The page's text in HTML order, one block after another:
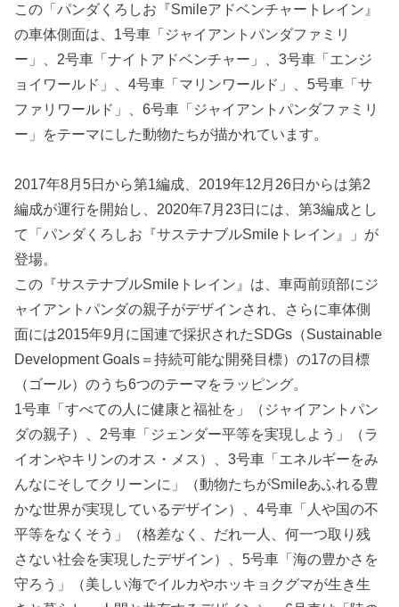
この「パンダくろしお『Smileアドベンチャートレイン』
の車体側面は、1号車「ジャイアントパンダファミリ
ー」、2号車「ナイトアドベンチャー」、3号車「エンジ
ョイワールド」、4号車「マリンワールド」、5号車「サ
ファリワールド」、6号車「ジャイアントパンダファミリ
ー」をテーマにした動物たちが描かれています。
2017年8月5日から第1編成、2019年12月26日からは第2
編成が運行を開始し、2020年7月23日には、第3編成とし
て「パンダくろしお『サステナブルSmileトレイン』」が
登場。
この『サステナブルSmileトレイン』は、車両前頭部にジ
ャイアントパンダの親子がデザインされ、さらに車体側
面には2015年9月に国連で採択されたSDGs（Sustainable
Development Goals＝持続可能な開発目標）の17の目標
（ゴール）のうち6つのテーマをラッピング。
1号車「すべての人に健康と福祉を」（ジャイアントパン
ダの親子）、2号車「ジェンダー平等を実現しよう」（ラ
イオンやキリンのオス・メス）、3号車「エネルギーをみ
んなにそしてクリーンに」（動物たちがSmileあふれる豊
かな世界が実現しているデザイン）、4号車「人や国の不
平等をなくそう」（格差なく、だれ一人、何一つ取り残
さない社会を実現したデザイン）、5号車「海の豊かさを
守ろう」（美しい海でイルカやホッキョクグマが生き生